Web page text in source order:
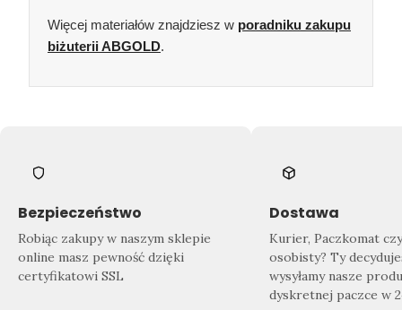
Więcej materiałów znajdziesz w poradniku zakupu
biżuterii ABGOLD.
Bezpieczeństwo
Robiąc zakupy w naszym sklepie
online masz pewność dzięki
certyfikatowi SSL
Dostawa
Kurier, Paczkomat
osobisty? Ty
wysyłamy nasze
dyskretnej paczce w